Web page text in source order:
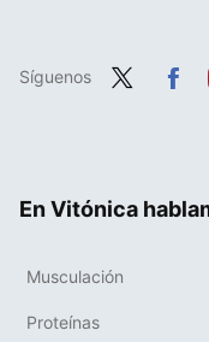
Síguenos
En Vitónica
Musculación
Proteínas